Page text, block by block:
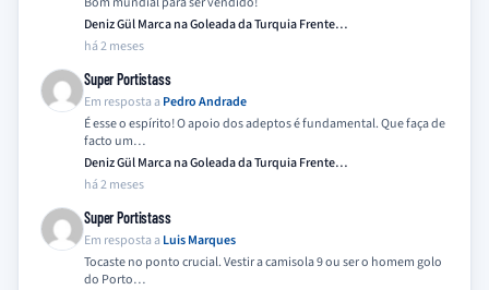
Deniz Gül Marca na Goleada da Turquia Frente…
há 2 meses
Super Portistass
Em resposta a Pedro Andrade
É esse o espírito! O apoio dos adeptos é fundamental. Que faça de
facto um…
Deniz Gül Marca na Goleada da Turquia Frente…
há 2 meses
Super Portistass
Em resposta a Luis Marques
Tocaste no ponto crucial. Vestir a camisola 9 ou ser o homem golo
do Porto…